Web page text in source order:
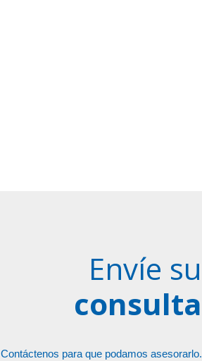
Envíe su
consulta
Contáctenos para que podamos asesorarlo.